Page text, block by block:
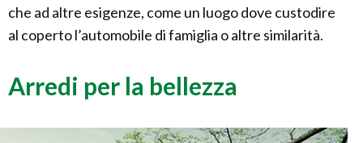
che ad altre esigenze, come un luogo dove custodire
al coperto l’automobile di famiglia o altre similarità.
Arredi per la bellezza